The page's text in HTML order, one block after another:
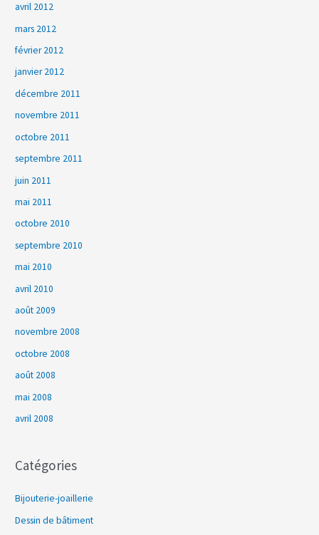
avril 2012
mars 2012
février 2012
janvier 2012
décembre 2011
novembre 2011
octobre 2011
septembre 2011
juin 2011
mai 2011
octobre 2010
septembre 2010
mai 2010
avril 2010
août 2009
novembre 2008
octobre 2008
août 2008
mai 2008
avril 2008
Catégories
Bijouterie-joaillerie
Dessin de bâtiment